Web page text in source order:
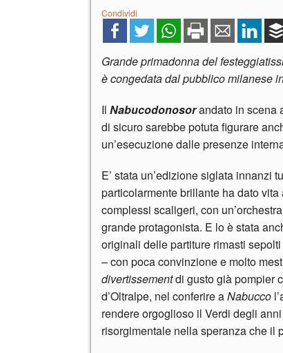
Condividi
Grande primadonna del
è congedata dal pubblico milanese
Il Nabucodonosorandato in scena
di sicuro sarebbe potuta figurare
un’esecuzione dalle presenze
E’ stata un’edizione siglata innanzi
particolarmente brillante ha dato vita
complessi scaligeri, con
grande protagonista. E lo è stata
originali delle partiture rimasti
– con poca convinzione e molto
divertissementdi gusto già pompier
d’Oltralpe, nel conferire aNabucco
rendere orgoglioso il Verdi degli
risorgimentale nella speranza che il